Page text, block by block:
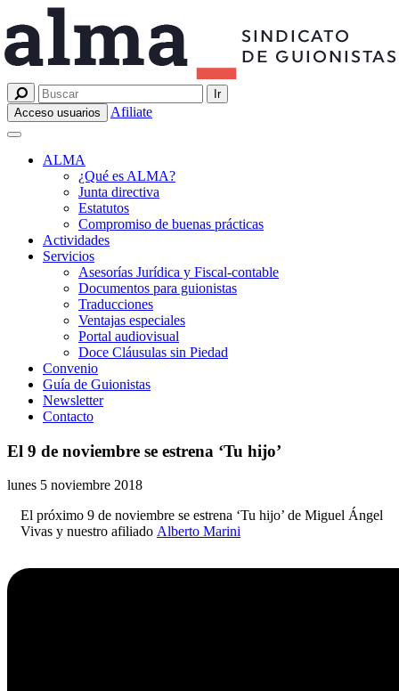
Acceso usuarios Afiliate
ALMA
¿Qué es ALMA?
Junta directiva
Estatutos
Compromiso de buenas prácticas
Actividades
Servicios
Asesorías Jurídica y Fiscal-contable
Documentos para guionistas
Traducciones
Ventajas especiales
Portal audiovisual
Doce Cláusulas sin Piedad
Convenio
Guía de Guionistas
Newsletter
Contacto
El 9 de noviembre se estrena ‘Tu hijo’
lunes 5 noviembre 2018
El próximo 9 de noviembre se estrena ‘Tu hijo’ de Miguel Ángel
Vivas y nuestro afiliado Alberto Marini